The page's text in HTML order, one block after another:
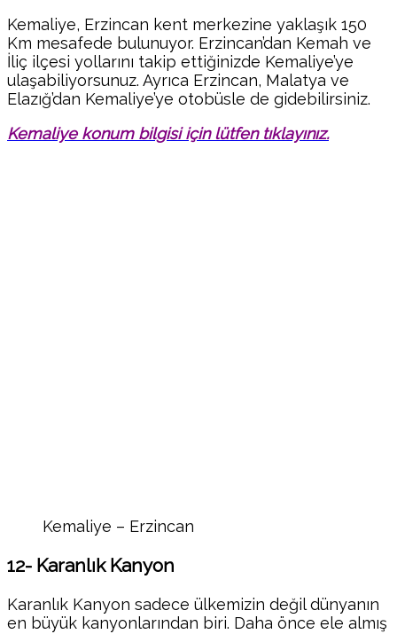
Kemaliye, Erzincan kent merkezine yaklaşık 150
Km mesafede bulunuyor. Erzincan’dan Kemah ve
İliç ilçesi yollarını takip ettiğinizde Kemaliye’ye
ulaşabiliyorsunuz. Ayrıca Erzincan, Malatya ve
Elazığ’dan Kemaliye’ye otobüsle de gidebilirsiniz.
Kemaliye konum bilgisi için lütfen tıklayınız.
Kemaliye – Erzincan
12- Karanlık Kanyon
Karanlık Kanyon sadece ülkemizin değil dünyanın
en büyük kanyonlarından biri. Daha önce ele almış